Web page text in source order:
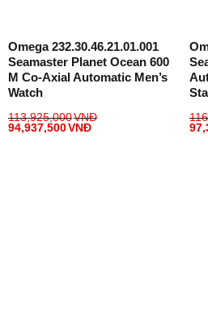
Omega 232.30.46.21.01.001
Seamaster Planet Ocean 600
M Co-Axial Automatic Men’s
Watch
113,925,000VNĐ
94,937,500VNĐ